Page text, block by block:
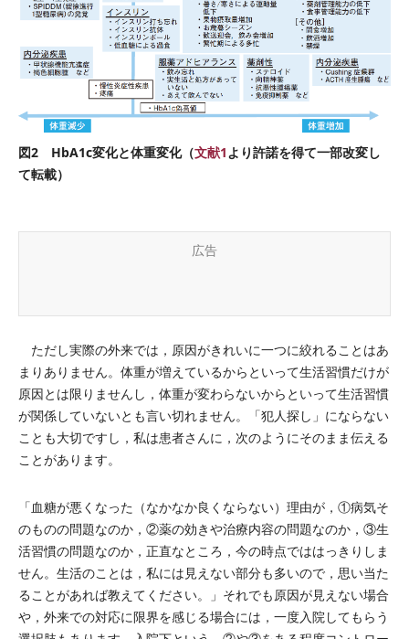
図2 HbA1c変化と体重変化（文献1 より許諾を得て一部改変し
て転載）
広告
ただし実際の外来では，原因がきれいに一つに絞れることはあ
まりありません。体重が増えているからといって生活習慣だけが
原因とは限りませんし，体重が変わらないからといって生活習慣
が関係していないとも言い切れません。「犯人探し」にならない
ことも大切ですし，私は患者さんに，次のようにそのまま伝える
ことがあります。
「血糖が悪くなった（なかなか良くならない）理由が，①病気そ
のものの問題なのか，②薬の効きや治療内容の問題なのか，③生
活習慣の問題なのか，正直なところ，今の時点でははっきりしま
せん。生活のことは，私には見えない部分も多いので，思い当た
ることがあれば教えてください。」それでも原因が見えない場合
や，外来での対応に限界を感じる場合には，一度入院してもらう